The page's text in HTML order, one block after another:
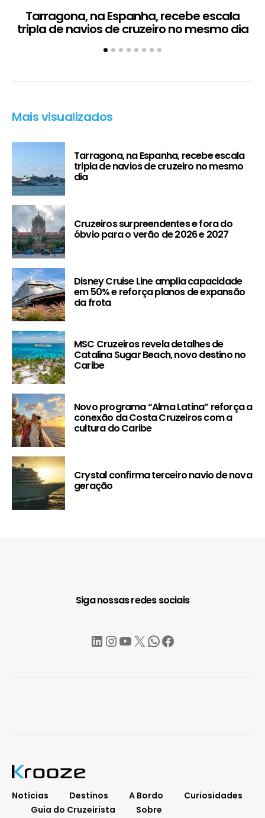
Tarragona, na Espanha, recebe escala
tripla de navios de cruzeiro no mesmo dia
Mais visualizados
Tarragona, na Espanha, recebe escala
tripla de navios de cruzeiro no mesmo
dia
Cruzeiros surpreendentes e fora do
óbvio para o verão de 2026 e 2027
Disney Cruise Line amplia capacidade
em 50% e reforça planos de expansão
da frota
MSC Cruzeiros revela detalhes de
Catalina Sugar Beach, novo destino no
Caribe
Novo programa “Alma Latina” reforça a
conexão da Costa Cruzeiros com a
cultura do Caribe
Crystal confirma terceiro navio de nova
geração
Siga nossas redes sociais
LinkedIn
Instagram
YouTube
X WhatsApp
Facebook
Notícias Destinos A Bordo
Curiosidades
Guia do Cruzeirista
Sobre